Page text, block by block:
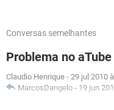
Conversas semelhantes
Problema no
Claudio Henrique - 29 jul 2010
MarcosDangelo - 19 jun